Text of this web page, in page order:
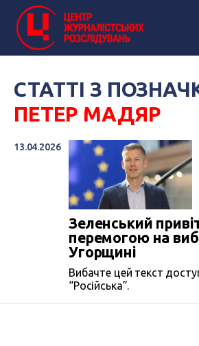
СТАТТІ З
ПЕТЕР МАДЯР
13.04.2026
Зеленський
перемогою на
Угорщині
Вибачте цей текст
“Російська”.